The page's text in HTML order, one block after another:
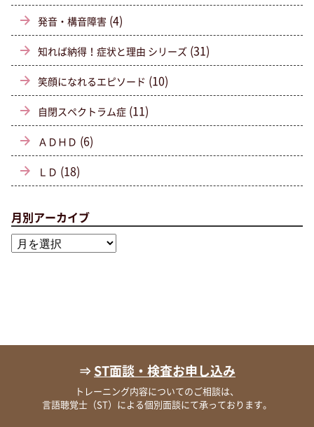
発音・構音障害 (4)
知れば納得！症状と理由 シリーズ (31)
笑顔になれるエピソード (10)
自閉スペクトラム症 (11)
ＡＤＨＤ (6)
ＬＤ (18)
月別アーカイブ
月
別
⇒ ST面談・検査お申し込み
トレーニング内容についてのご相談は、
言語聴覚士（ST）による個別面談にて承っております。